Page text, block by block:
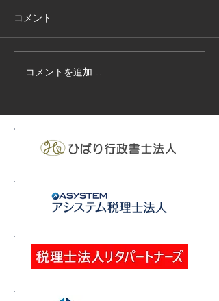
技能実習生１２名入国-フ
ィリピン、ベトナム
コメント
コメントを追加…